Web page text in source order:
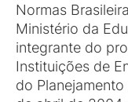
Normas
Ministério da
integrante do
Instituições de
do Planejamento